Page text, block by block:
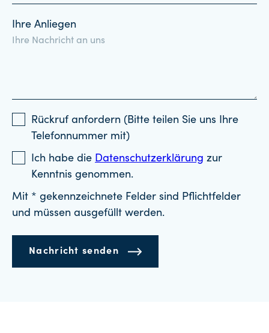
Ihre Anliegen
Rückruf anfordern (Bitte teilen Sie uns Ihre
Telefonnummer mit)
Ich habe die Datenschutzerklärung zur
Kenntnis genommen.
Mit * gekennzeichnete Felder sind Pflichtfelder
und müssen ausgefüllt werden.
Nachricht senden